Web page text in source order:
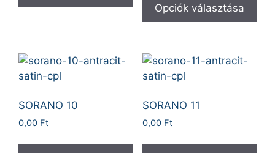
Opciók választása
SORANO 10
0,00 Ft
SORANO 11
0,00 Ft